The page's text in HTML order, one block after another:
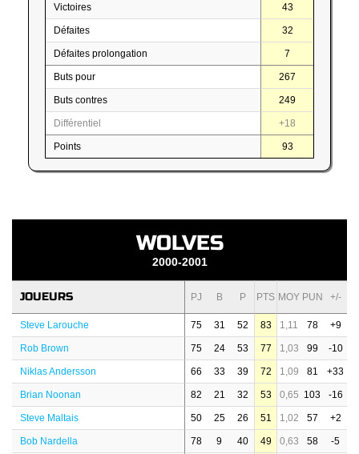
Victoires 43
Défaites 32
Défaites prolongation 7
Buts pour 267
Buts contres 249
Différentiel +18
Points 93
WOLVES
2000-2001
JOUEURS PJ B P PTS MOY PUN +/-
Steve Larouche 75 31 52 83 1,11 78 +9
Rob Brown 75 24 53 77 1,03 99 -10
Niklas Andersson 66 33 39 72 1,09 81 +33
Brian Noonan 82 21 32 53 0,65 103 -16
Steve Maltais 50 25 26 51 1,02 57 +2
Bob Nardella 78 9 40 49 0,63 58 -5